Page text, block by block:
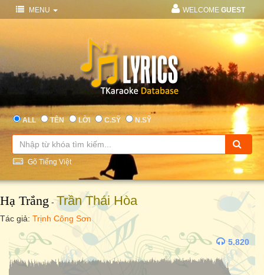
MENU WELCOME GUEST
ALL TÊN LỜI C.SỸ N.SỸ
Gõ Tiếng Việt
Hạ Trắng -Trần Thái Hòa
Tác giả: Trịnh Công Sơn
5.820